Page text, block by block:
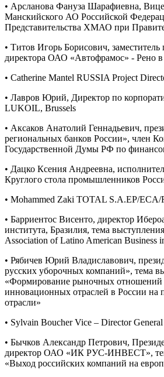
• Арсланова Фануза Шарафиевна,
Манскийского АО Российской
Представительства ХМАО при
• Титов Игорь Борисович, заместитель
директора ОАО «Автофрамос» - Рено в
• Catherine Mantel RUSSIA Project
• Лавров Юрий, Директор по
LUKOIL, Brussels
• Аксаков Анатолий Геннадьевич,
региональных банков России», член
Государственной Думы РФ по
• Дацко Ксения Андреевна,
Круглого стола промышленников
• Mohammed Zaki TOTAL S.A.EP/ECA/
• Барриентос Висенто, директор
института, Бразилия, тема
Association of Latino American Business
• Рябичев Юрий Владиславович,
русских уборочных компаний», тема
«Формирование рыночных отношений
инновационных отраслей в России на
отрасли»
• Sylvain Boucher Vice – Director
• Бычков Александр Петрович,
директор ОАО «ИК РУС-ИНВЕСТ»,
«Выход российских компаний на